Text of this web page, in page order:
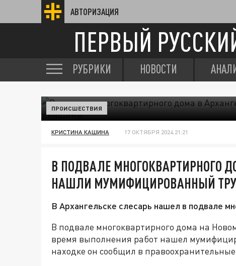
АВТОРИЗАЦИЯ
ПЕРВЫЙ
РУБРИКИ НОВОСТИ
ПРОИСШЕСТВИЯ
КРИСТИНА КАШИНА 17 ОКТЯБРЯ 2024 21:21
В ПОДВАЛЕ МНОГОКВАРТИРНОГО
НАШЛИ МУМИФИЦИРОВАННЫЙ
В Архангельске слесарь нашел в подвале
В подвале многоквартирного дома на
время выполнения работ нашел
находке он сообщил в